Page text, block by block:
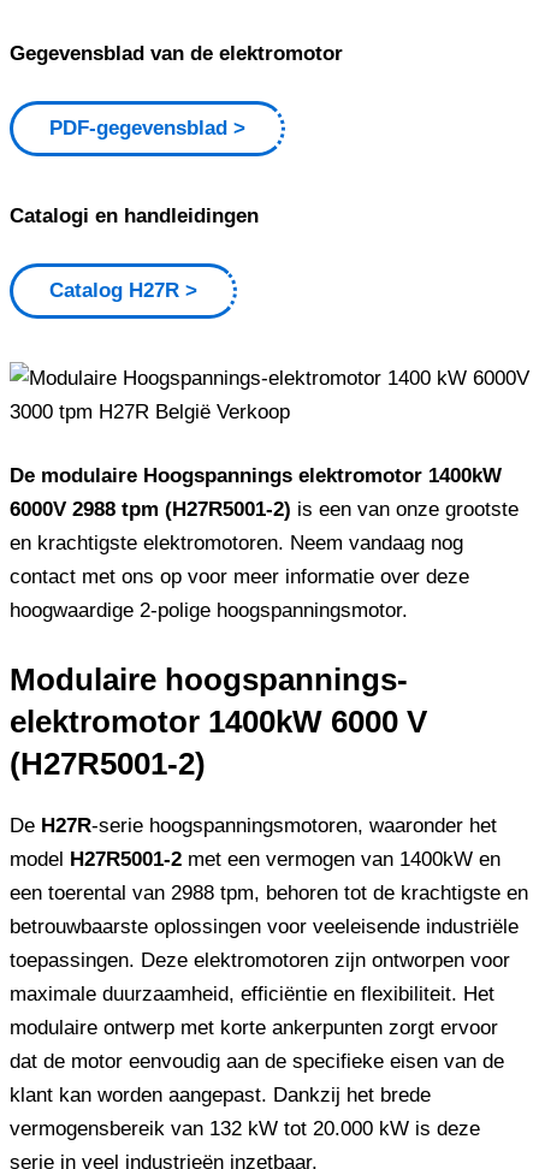
Gegevensblad van de elektromotor
PDF-gegevensblad
Catalogi en handleidingen
Catalog H27R
De modulaire Hoogspannings elektromotor 1400kW
6000V 2988 tpm (H27R5001-2) is een van onze grootste
en krachtigste elektromotoren. Neem vandaag nog
contact met ons op voor meer informatie over deze
hoogwaardige 2-polige hoogspanningsmotor.
Modulaire hoogspannings-
elektromotor 1400kW 6000 V
(H27R5001-2)
De H27R-serie hoogspanningsmotoren, waaronder het
model H27R5001-2 met een vermogen van 1400kW en
een toerental van 2988 tpm, behoren tot de krachtigste en
betrouwbaarste oplossingen voor veeleisende industriële
toepassingen. Deze elektromotoren zijn ontworpen voor
maximale duurzaamheid, efficiëntie en flexibiliteit. Het
modulaire ontwerp met korte ankerpunten zorgt ervoor
dat de motor eenvoudig aan de specifieke eisen van de
klant kan worden aangepast. Dankzij het brede
vermogensbereik van 132 kW tot 20.000 kW is deze
serie in veel industrieën inzetbaar.